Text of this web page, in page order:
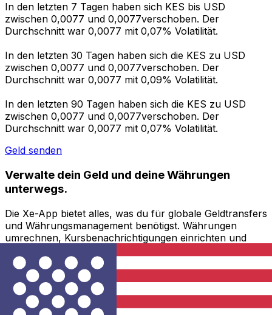
In den letzten 7 Tagen haben sich KES bis USD
zwischen 0,0077 und 0,0077verschoben. Der
Durchschnitt war 0,0077 mit 0,07% Volatilität.
In den letzten 30 Tagen haben sich die KES zu USD
zwischen 0,0077 und 0,0077verschoben. Der
Durchschnitt war 0,0077 mit 0,09% Volatilität.
In den letzten 90 Tagen haben sich die KES zu USD
zwischen 0,0077 und 0,0077verschoben. Der
Durchschnitt war 0,0077 mit 0,07% Volatilität.
Geld senden
Verwalte dein Geld und deine Währungen
unterwegs.
Die Xe-App bietet alles, was du für globale Geldtransfers
und Währungsmanagement benötigst. Währungen
umrechnen, Kursbenachrichtigungen einrichten und
Gebühren. Heute herunterladen!